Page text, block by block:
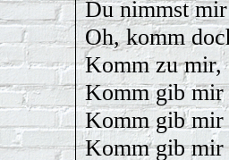
Du nimmst
Oh, komm
Komm zu mir,
Komm gib mir
Komm gib mir
Komm gib mir